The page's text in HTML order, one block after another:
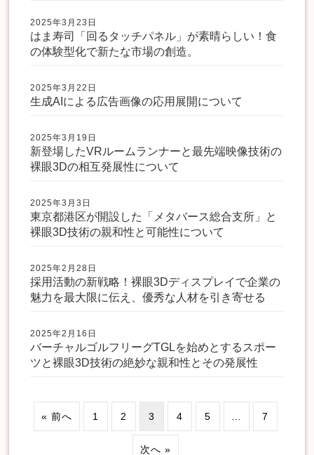
2025年3月23日
はま寿司「回るタッチパネル」が素晴らしい！食
の体験型化で新たな市場の創造。
2025年3月22日
生成AIによる広告画像の応用展開について
2025年3月19日
新登場したVRルームランナーと最先端映像技術の
裸眼3Dの相互発展性について
2025年3月3日
東京都港区が開設した「メタバース総合支所」と
裸眼3D技術の親和性と可能性について
2025年2月28日
採用活動の新戦略！裸眼3Dディスプレイで企業の
魅力を最大限に伝え、優秀な人材を引き寄せる
2025年2月16日
バーチャルゴルフリーグTGLを始めとするスポー
ツと裸眼3D技術の絶妙な親和性とその発展性
« 前へ 1 2 3 4 5 7
次へ »